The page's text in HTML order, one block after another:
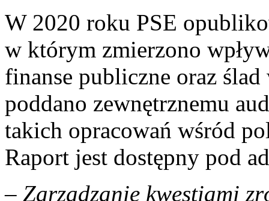
W 2020 roku PSE
w którym zmierzono
finanse publiczne oraz
poddano zewnętrznemu
takich opracowań wśród
Raport jest dostępny pod
– Zarządzanie kwestiami z